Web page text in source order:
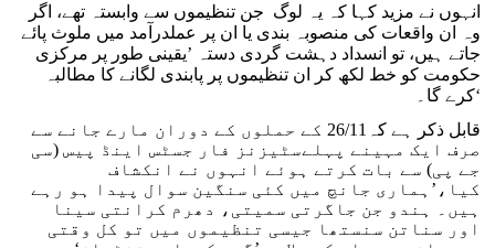
انہوں نے مزید کہا کہ یہ لوگ جن تنظیموں سے وابستہ تھے، اگر
وہ ان واقعات کی منصوبہ بندی یا ان پر عملدرآمد میں ملوث پائے
جاتے ہیں، تو انسداد دہشت گردی دستہ ’یقینی طور پر مرکزی
حکومت کو خط لکھ کر ان تنظیموں پر پابندی لگانے کا مطالبہ
کرے گا۔‘
قابل ذکر ہے کہ26/11 کے حملوں کے دوران مارے جانے سے
صرف ایک مہینے پہلےسٹیزنز فار جسٹس اینڈ پیس (سی
جے پی) سے بات کرتے ہوئے انہوں نے انکشاف
کیا،’ہماری جانچ میں کئی سنگین سوال پیدا ہو رہے
ہیں۔ ہندو جن جاگرتی سمیتی، دھرم کرانتی سینا
اور سناتن سنستھا جیسی تنظیموں میں تو کل وقتی